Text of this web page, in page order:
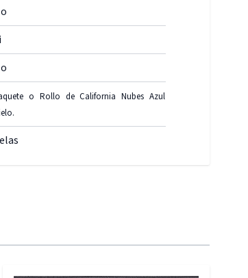
o Rollo de California Nubes Azul